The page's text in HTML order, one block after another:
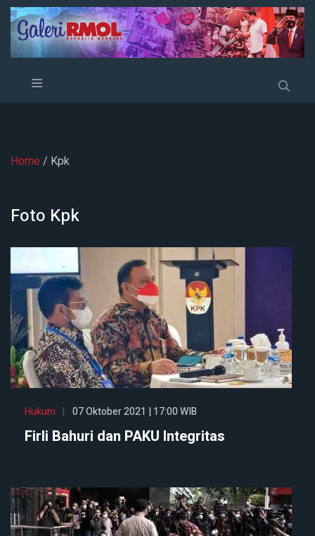
Home / Kpk
Foto Kpk
Hukum 07 Oktober 2021 | 17:00 WIB
Firli Bahuri dan PAKU Integritas